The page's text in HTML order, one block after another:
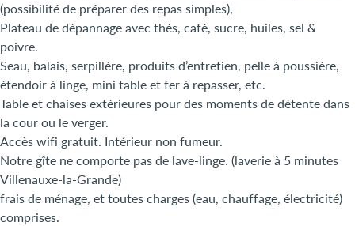
(possibilité de préparer des repas simples),
Plateau de dépannage avec thés, café, sucre, huiles, sel &
poivre.
Seau, balais, serpillère, produits d’entretien, pelle à poussière,
étendoir à linge, mini table et fer à repasser, etc.
Table et chaises extérieures pour des moments de détente dans
la cour ou le verger.
Accès wifi gratuit. Intérieur non fumeur.
Notre gîte ne comporte pas de lave-linge. (laverie à 5 minutes
Villenauxe-la-Grande)
frais de ménage, et toutes charges (eau, chauffage, électricité)
comprises.